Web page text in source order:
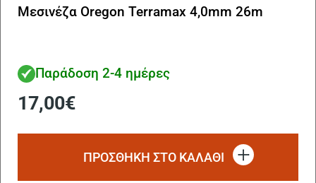
Μεσινέζα Oregon Terramax 4,0mm 26m
Παράδοση 2-4 ημέρες
17,00€
ΠΡΟΣΘΗΚΗ ΣΤΟ ΚΑΛΑΘΙ